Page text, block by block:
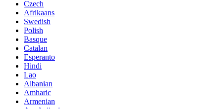
Czech
Afrikaans
Swedish
Polish
Basque
Catalan
Esperanto
Hindi
Lao
Albanian
Amharic
Armenian